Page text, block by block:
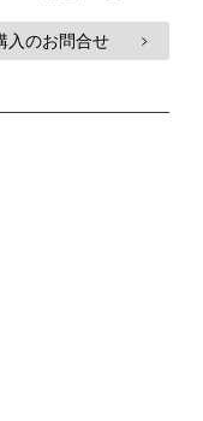
入のお問合せ >